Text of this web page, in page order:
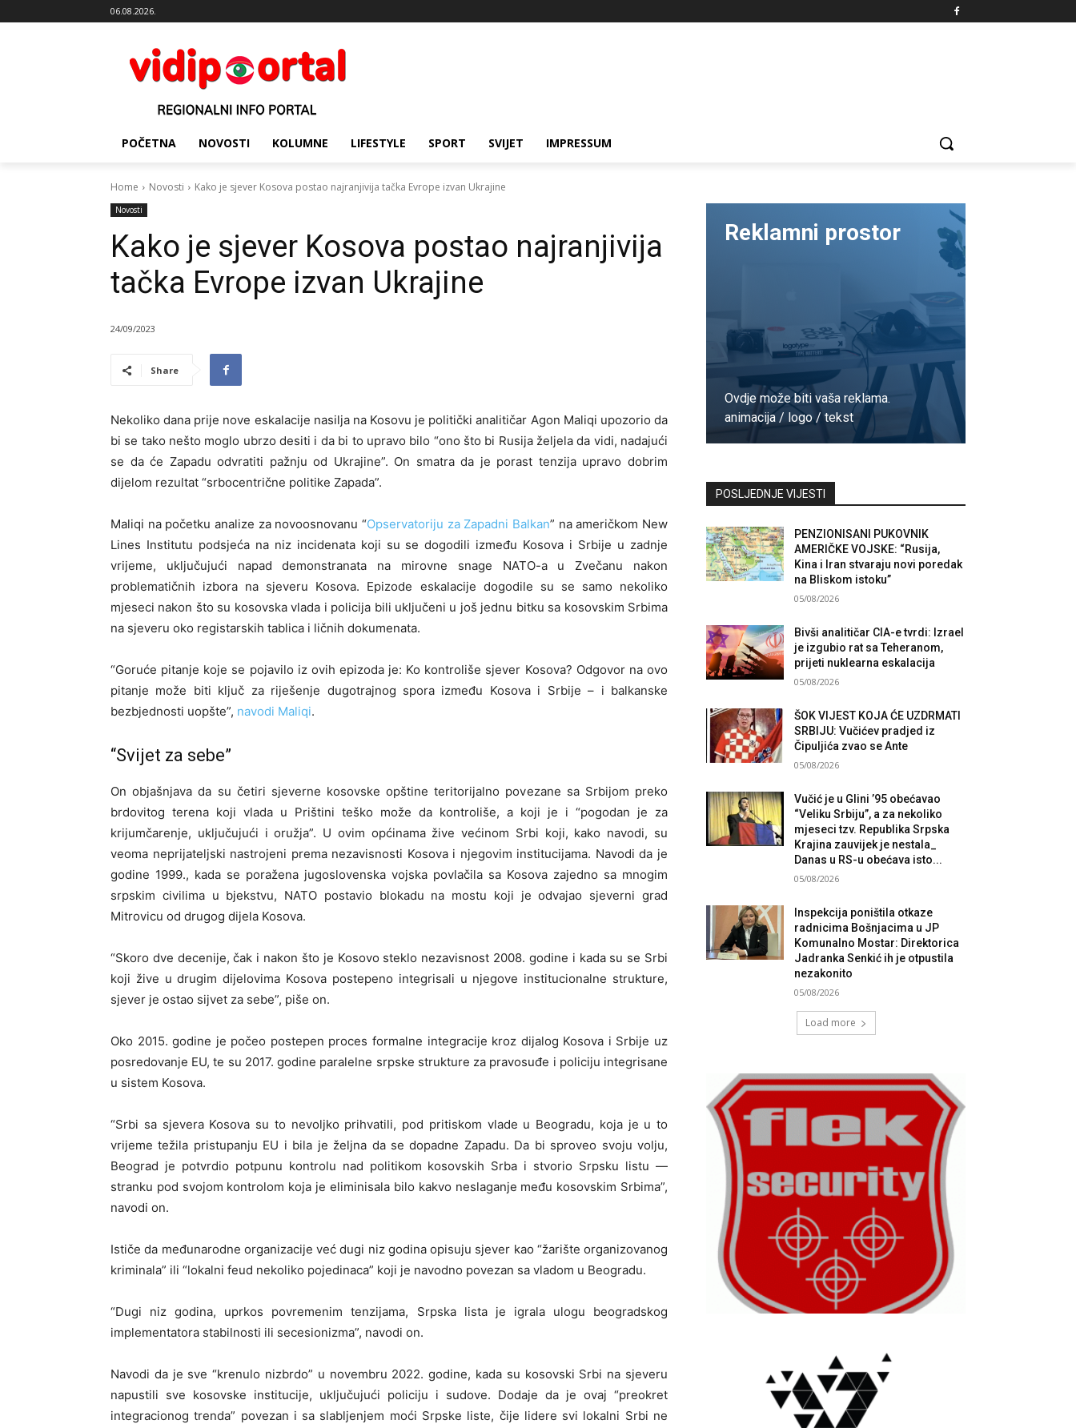
06.08.2026.
POČETNA NOVOSTI KOLUMNE LIFESTYLE SPORT SVIJET IMPRESSUM
Home Novosti Kako je sjever Kosova postao najranjivija tačka Evrope izvan Ukrajine
Novosti
Kako je sjever Kosova postao najranjivija
tačka Evrope izvan Ukrajine
24/09/2023
Share
Nekoliko dana prije nove eskalacije nasilja na Kosovu je politički analitičar Agon Maliqi upozorio da
bi se tako nešto moglo ubrzo desiti i da bi to upravo bilo “ono što bi Rusija željela da vidi, nadajući
se da će Zapadu odvratiti pažnju od Ukrajine”. On smatra da je porast tenzija upravo dobrim
dijelom rezultat “srbocentrične politike Zapada”.
Maliqi na početku analize za novoosnovanu “Opservatoriju za Zapadni Balkan” na američkom New
Lines Institutu podsjeća na niz incidenata koji su se dogodili između Kosova i Srbije u zadnje
vrijeme, uključujući napad demonstranata na mirovne snage NATO-a u Zvečanu nakon
problematičnih izbora na sjeveru Kosova. Epizode eskalacije dogodile su se samo nekoliko
mjeseci nakon što su kosovska vlada i policija bili uključeni u još jednu bitku sa kosovskim Srbima
na sjeveru oko registarskih tablica i ličnih dokumenata.
“Goruće pitanje koje se pojavilo iz ovih epizoda je: Ko kontroliše sjever Kosova? Odgovor na ovo
pitanje može biti ključ za riješenje dugotrajnog spora između Kosova i Srbije – i balkanske
bezbjednosti uopšte”, navodi Maliqi.
“Svijet za sebe”
On objašnjava da su četiri sjeverne kosovske opštine teritorijalno povezane sa Srbijom preko
brdovitog terena koji vlada u Prištini teško može da kontroliše, a koji je i “pogodan je za
krijumčarenje, uključujući i oružja”. U ovim općinama žive većinom Srbi koji, kako navodi, su
veoma neprijateljski nastrojeni prema nezavisnosti Kosova i njegovim institucijama. Navodi da je
godine 1999., kada se poražena jugoslovenska vojska povlačila sa Kosova zajedno sa mnogim
srpskim civilima u bjekstvu, NATO postavio blokadu na mostu koji je odvajao sjeverni grad
Mitrovicu od drugog dijela Kosova.
“Skoro dve decenije, čak i nakon što je Kosovo steklo nezavisnost 2008. godine i kada su se Srbi
koji žive u drugim dijelovima Kosova postepeno integrisali u njegove institucionalne strukture,
sjever je ostao sijvet za sebe”, piše on.
Oko 2015. godine je počeo postepen proces formalne integracije kroz dijalog Kosova i Srbije uz
posredovanje EU, te su 2017. godine paralelne srpske strukture za pravosuđe i policiju integrisane
u sistem Kosova.
“Srbi sa sjevera Kosova su to nevoljko prihvatili, pod pritiskom vlade u Beogradu, koja je u to
vrijeme težila pristupanju EU i bila je željna da se dopadne Zapadu. Da bi sproveo svoju volju,
Beograd je potvrdio potpunu kontrolu nad politikom kosovskih Srba i stvorio Srpsku listu —
stranku pod svojom kontrolom koja je eliminisala bilo kakvo neslaganje među kosovskim Srbima”,
navodi on.
Ističe da međunarodne organizacije već dugi niz godina opisuju sjever kao “žarište organizovanog
kriminala” ili “lokalni feud nekoliko pojedinaca” koji je navodno povezan sa vladom u Beogradu.
“Dugi niz godina, uprkos povremenim tenzijama, Srpska lista je igrala ulogu beogradskog
implementatora stabilnosti ili secesionizma”, navodi on.
Navodi da je sve “krenulo nizbrdo” u novembru 2022. godine, kada su kosovski Srbi na sjeveru
napustili sve kosovske institucije, uključujući policiju i sudove. Dodaje da je ovaj “preokret
integracionog trenda” povezan i sa slabljenjem moći Srpske liste, čije lidere svi lokalni Srbi ne
Reklamni prostor
Ovdje može biti vaša reklama.
animacija / logo / tekst
POSLJEDNJE VIJESTI
PENZIONISANI PUKOVNIK
AMERIČKE VOJSKE: “Rusija,
Kina i Iran stvaraju novi poredak
na Bliskom istoku”
05/08/2026
Bivši analitičar CIA-e tvrdi: Izrael
je izgubio rat sa Teheranom,
prijeti nuklearna eskalacija
05/08/2026
ŠOK VIJEST KOJA ĆE UZDRMATI
SRBIJU: Vučićev pradjed iz
Čipuljića zvao se Ante
05/08/2026
Vučić je u Glini ’95 obećavao
“Veliku Srbiju”, a za nekoliko
mjeseci tzv. Republika Srpska
Krajina zauvijek je nestala_
Danas u RS-u obećava isto...
05/08/2026
Inspekcija poništila otkaze
radnicima Bošnjacima u JP
Komunalno Mostar: Direktorica
Jadranka Senkić ih je otpustila
nezakonito
05/08/2026
Load more